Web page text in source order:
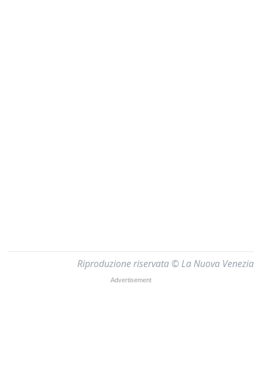
Riproduzione riservata © La Nuova Venezia